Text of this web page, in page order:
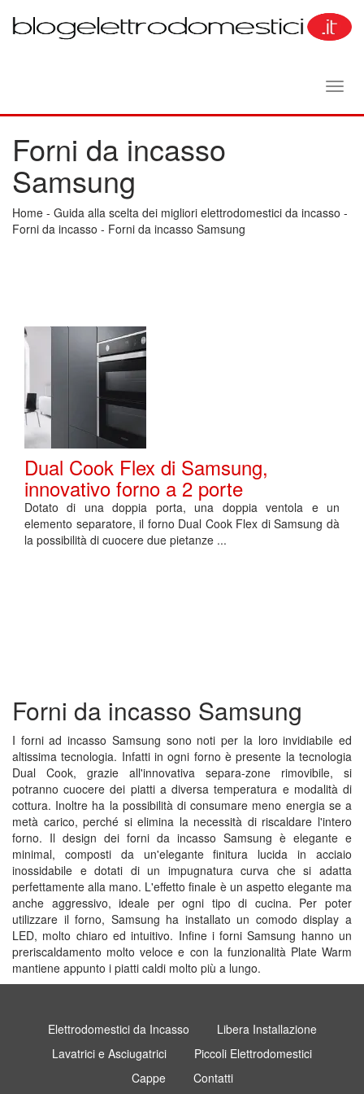
Forni da incasso
Samsung
Home - Guida alla scelta dei migliori elettrodomestici da incasso -
Forni da incasso - Forni da incasso Samsung
Dual Cook Flex di Samsung,
innovativo forno a 2 porte
Dotato di una doppia porta, una doppia ventola e un
elemento separatore, il forno Dual Cook Flex di Samsung dà
la possibilità di cuocere due pietanze ...
Forni da incasso Samsung
I forni ad incasso Samsung sono noti per la loro invidiabile ed
altissima tecnologia. Infatti in ogni forno è presente la tecnologia
Dual Cook, grazie all'innovativa separa-zone rimovibile, si
potranno cuocere dei piatti a diversa temperatura e modalità di
cottura. Inoltre ha la possibilità di consumare meno energia se a
metà carico, perché si elimina la necessità di riscaldare l'intero
forno. Il design dei forni da incasso Samsung è elegante e
minimal, composti da un'elegante finitura lucida in acciaio
inossidabile e dotati di un impugnatura curva che si adatta
perfettamente alla mano. L'effetto finale è un aspetto elegante ma
anche aggressivo, ideale per ogni tipo di cucina. Per poter
utilizzare il forno, Samsung ha installato un comodo display a
LED, molto chiaro ed intuitivo. Infine i forni Samsung hanno un
preriscaldamento molto veloce e con la funzionalità Plate Warm
mantiene appunto i piatti caldi molto più a lungo.
Elettrodomestici da Incasso
Libera Installazione
Lavatrici e Asciugatrici
Piccoli Elettrodomestici
Cappe
Contatti